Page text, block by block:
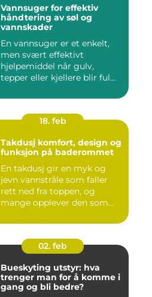
Vannsuger for effektiv
håndtering av søl og
vannskader
En vannsuger er et enkelt,
men svært effektivt
hjelpemiddel når gulv,
tepper eller kjellere blir ful...
18. feb
Takdusj komfort, design og
funksjon på baderommet
En takdusj gir en myk og
jevn vannstråle som faller
rett ned fra toppen, og
mange opplever den som
02. feb
Bueskyting utstyr: hva
trenger man for å komme i
gang og bli bedre?